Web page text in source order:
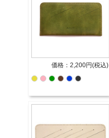
価格：2,200円(税込)